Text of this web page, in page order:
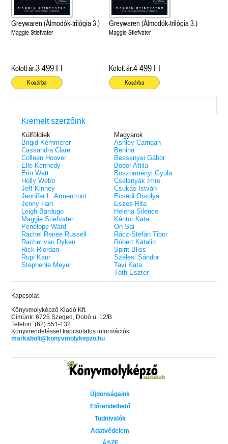
Greywaren (Álmodók-trilógia 3.)
Maggie Stiefvater
Kötött ár:3 499 Ft
Kosárba
Greywaren (Álmodók-trilógia 3.)
Maggie Stiefvater
Kötött ár:4 499 Ft
Kosárba
Kiemelt szerzőink
Külföldiek
Brigid Kemmerer
Cassandra Clare
Colleen Hoover
Elle Kennedy
Erin Watt
Holly Webb
Jeff Kinney
Jennifer L. Armentrout
Jenny Han
Leigh Bardugo
Maggie Stiefvater
Penelope Ward
Rachel Renee Russell
Rachel van Dyken
Rick Riordan
Rupi Kaur
Stephenie Meyer
Magyarok
Ashley Carrigan
Benina
Bessenyei Gábor
Bodor Attila
Böszörményi Gyula
Cselenyák Imre
Csukás István
Ecsédi Orsolya
Eszes Rita
Helena Silence
Kántor Kata
On Sai
Rácz-Stefán Tibor
Róbert Katalin
Spirit Bliss
Szélesi Sándor
Tavi Kata
Tóth Eszter
Kapcsolat
Könyvmolyképző Kiadó Kft.
Címünk: 6725 Szeged, Dobó u. 12/B
Telefon: (62) 551-132
Könyvrendeléssel kapcsolatos információk:
markabolt@konyvmolykepzo.hu
Újdonságaink
Előrendelhető
Tudnivalók
Adatvédelem